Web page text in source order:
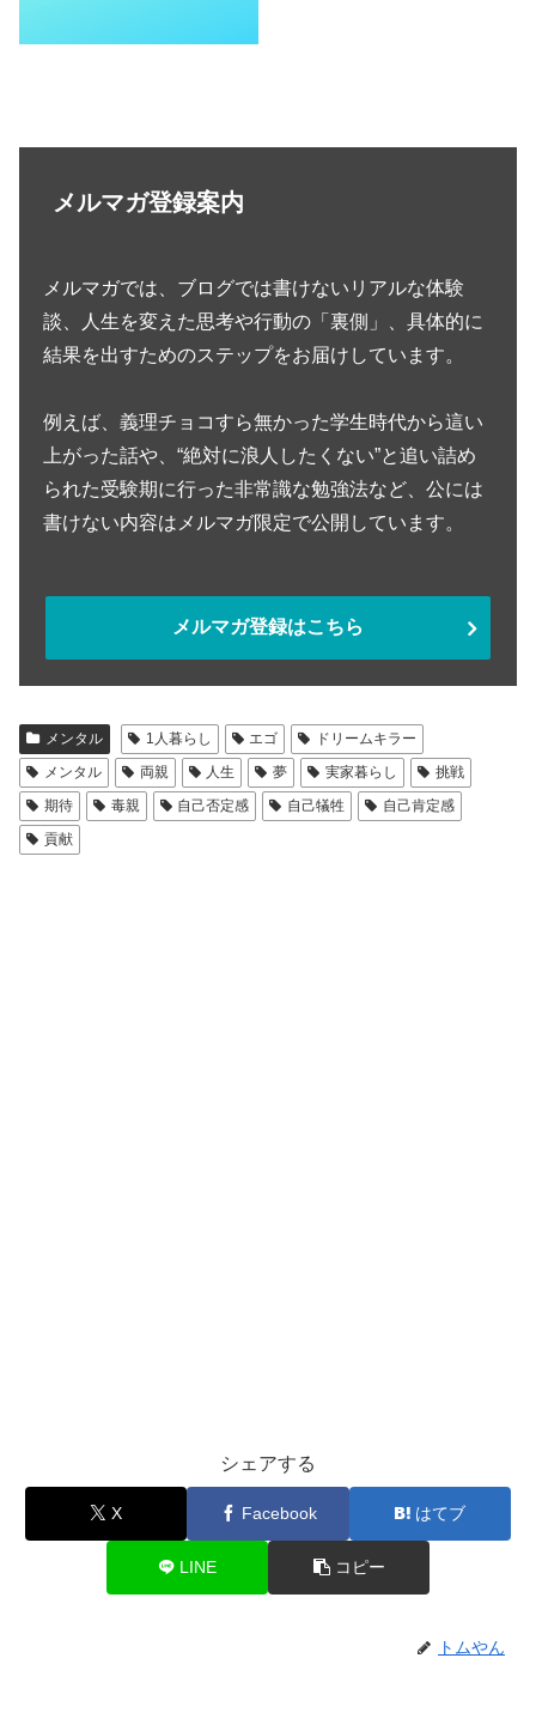
メルマガ登録案内
メルマガでは、ブログでは書けないリアルな体験
談、人生を変えた思考や行動の「裏側」、具体的に
結果を出すためのステップをお届けしています。
例えば、義理チョコすら無かった学生時代から這い
上がった話や、“絶対に浪人したくない”と追い詰め
られた受験期に行った非常識な勉強法など、公には
書けない内容はメルマガ限定で公開しています。
メルマガ登録はこちら
メンタル 1人暮らし エゴ
ドリームキラー
メンタル
両親 人生 夢 実家暮らし
挑戦
期待
毒親 自己否定感 自己犠牲
自己肯定感
貢献
シェアする
X Facebook はてブ
LINE コピー
トムやん